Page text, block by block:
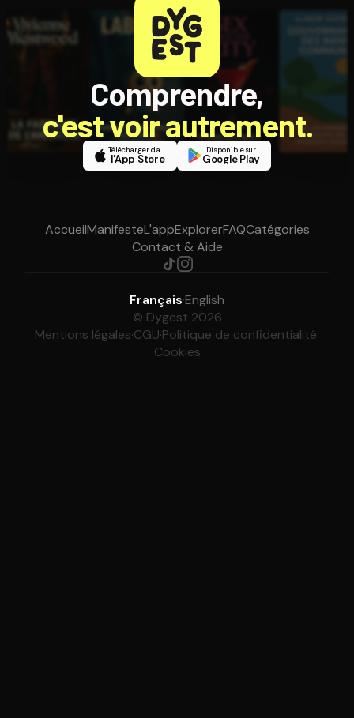
Comprendre,
c'est voir autrement.
Télécharger dans
l'App Store
Disponible sur
Google Play
AccueilManifesteL'appExplorerFAQCatégories
Contact & Aide
Français·English
© Dygest 2026
Mentions légales·CGU·Politique de confidentialité·
Cookies